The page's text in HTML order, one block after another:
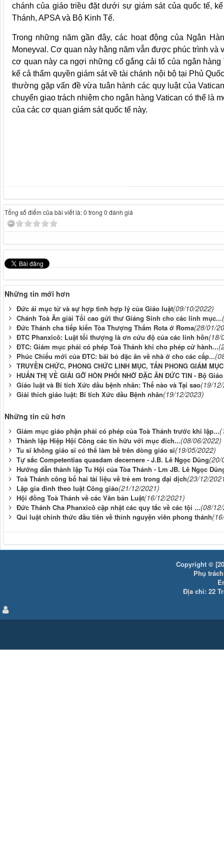
chánh của giáo triều đặt dưới sự giám sát của quốc tế,
Thánh, APSA và Bộ Kinh Tế.
Trong những năm gần đây, các hoạt động của Ngân
Moneyval. Cơ quan này hằng năm vẫn được phúc trình
cơ quan này ca ngợi những cố gắng cải tổ của ngân
kể cả thẩm quyền giám sát về tài chánh nội bộ tại Phủ
thường gặp vấn đề vừa tuân hành các quy luật của
chuyển giao trách nhiệm cho ngân hàng Vatican có thể là
của các cơ quan giám sát quốc tế này.
Tổng số điểm của bài viết là: 0 trong 0 đánh giá
Những tin mới hơn
Đức ái mục tử và sự hợp tình hợp lý của Giáo luật(09/10/2022)
Chánh Toà Ân giải Tối cao gửi thư Giáng Sinh cho các linh mục...
Đức Thánh cha tiếp kiến Tòa Thượng Thẩm Rota ở Roma(28/01/
ĐTC Phanxicô: Luật tối thượng là ơn cứu độ của các linh hồn(18/
ĐTC: Giám mục phải có phép Toà Thánh khi cho phép cử hành...
Phúc Chiếu mới của ĐTC: bãi bỏ đặc ân về nhà ở cho các cấp...
TRUYỀN CHỨC, PHONG CHỨC LINH MỤC, TẤN PHONG GIÁM
HUẤN THỊ VỀ GIẢI GỠ HÔN PHỐI NHỜ ĐẶC ÂN ĐỨC TIN - Bộ
Giáo luật và Bí tích Xức dầu bệnh nhân: Thế nào và Tại sao(19/
Giải thích giáo luật: Bí tích Xức dầu Bệnh nhân(19/12/2023)
Những tin cũ hơn
Giám mục giáo phận phải có phép của Toà Thánh trước khi lập...
Thành lập Hiệp Hội Công các tín hữu với mục đích...(08/06/2022)
Tu sĩ không giáo sĩ có thể làm bề trên dòng giáo sĩ(19/05/2022)
Tự sắc Competentias quasdam decernere - J.B. Lê Ngọc Dũng(20/
Hướng dẫn thành lập Tu Hội của Tòa Thánh - Lm JB. Lê Ngọc
Toà Thánh công bố hai tài liệu về trẻ em trong đại dịch(23/12/
Lập gia đình theo luật Công giáo(21/12/2021)
Hội đồng Toà Thánh về các Văn bản Luật(16/12/2021)
Đức Thánh Cha Phanxicô cập nhật các quy tắc về các tội ...(08/
Qui luật chính thức đầu tiên về thỉnh nguyện viên phong thánh
Copyright ©
Phụ
Địa chỉ: 22